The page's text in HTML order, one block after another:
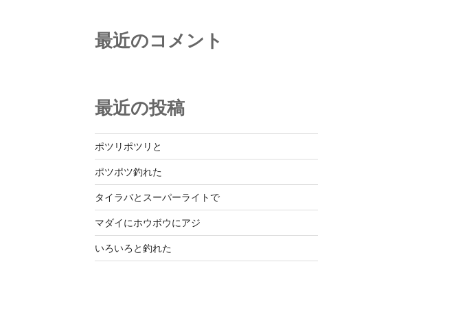
最近のコメント
最近の投稿
ポツリポツリと
ポツポツ釣れた
タイラバとスーパーライトで
マダイにホウボウにアジ
いろいろと釣れた